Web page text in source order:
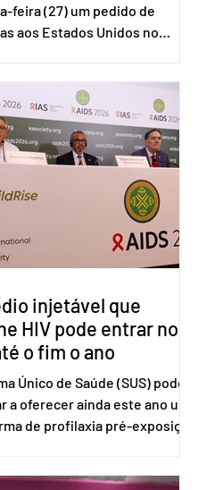
feira (27) um pedido de
aos Estados Unidos no
duas medidas
adotadas pelo país norte-
com base na Seção 301 da
de 1974. Segundo nota
pelo Ministério das Relações
o Brasil considera que as
com as obrigações
pelos Estados Unid
injetável que
HIV pode entrar no
o fim o ano
Único de Saúde (SUS) pode
a oferecer ainda este ano uma
de profilaxia pré-exposição